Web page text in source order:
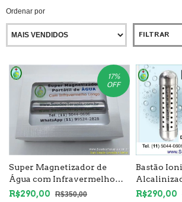
Ordenar por
FILTRAR
17%
OFF
Super Magnetizador de
Água com Infravermelho
Longo, Elimina Metais
R$290,00
R$350,00
Bastão
Água
R$290,00